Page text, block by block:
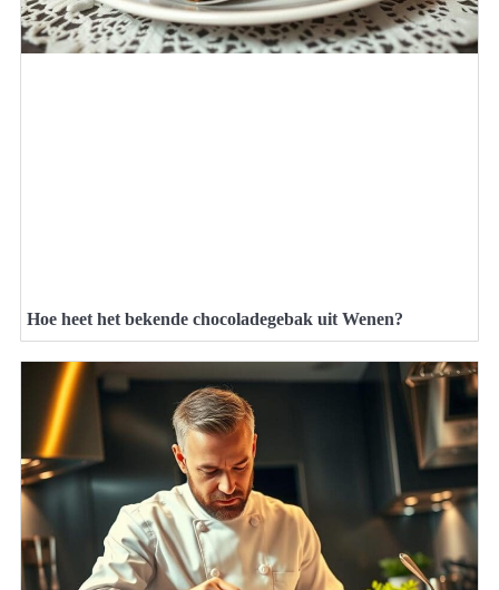
Hoe heet het bekende chocoladegebak uit Wenen?